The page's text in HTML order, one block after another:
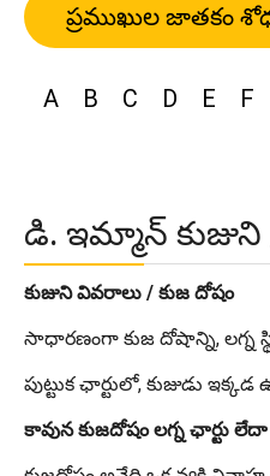
ప్రముఖుల జాతకం
A B C D E F
డి. ఇమ్మాన్
కుజుని వివరాలు / కుజ దోషం
సాధారణంగా కుజ దోషాన్ని, లగ్న
పుట్టుక ఛార్టులో, కుజుడు
కావున కుజదోషం లగ్న ఛార్టు